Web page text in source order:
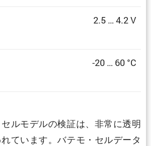
2.5 … 4.2 V
-20 … 60 °C
ルモデルの検証は、非常に透明
ています。バテモ・セルデータ